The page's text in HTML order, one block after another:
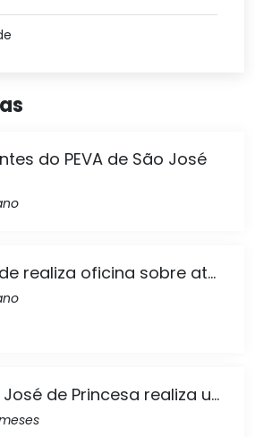
do PEVA de São José
realiza oficina sobre at...
de Princesa realiza u...